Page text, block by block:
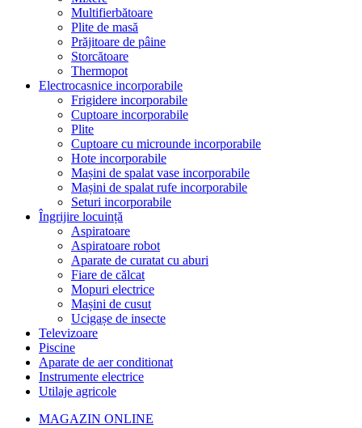
Multifierbătoare
Plite de masă
Prăjitoare de pâine
Storcătoare
Thermopot
Electrocasnice incorporabile
Frigidere incorporabile
Cuptoare incorporabile
Plite
Cuptoare cu microunde incorporabile
Hote incorporabile
Mașini de spalat vase incorporabile
Mașini de spalat rufe incorporabile
Seturi incorporabile
Îngrijire locuință
Aspiratoare
Aspiratoare robot
Aparate de curatat cu aburi
Fiare de călcat
Mopuri electrice
Mașini de cusut
Ucigașe de insecte
Televizoare
Piscine
Aparate de aer conditionat
Instrumente electrice
Utilaje agricole
MAGAZIN ONLINE